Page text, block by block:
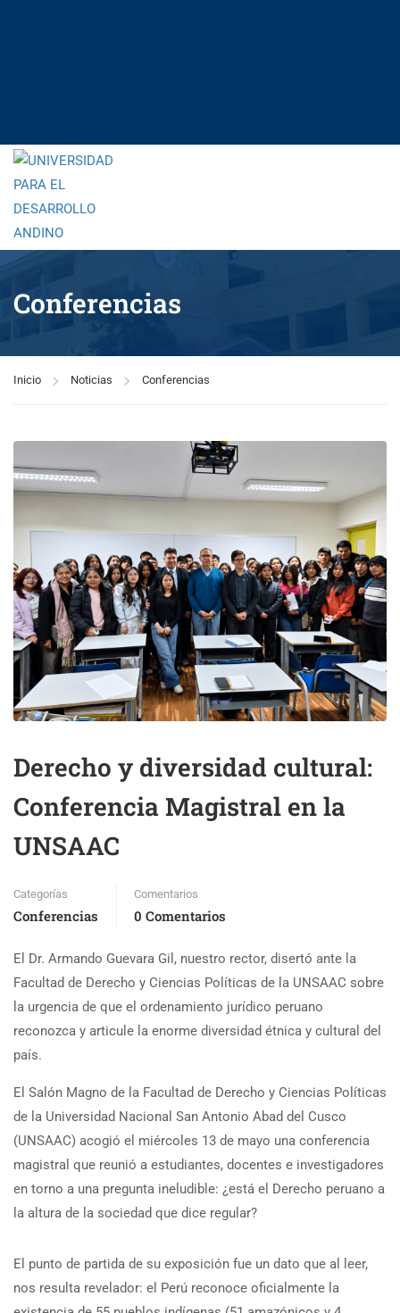
Conferencias
Inicio Noticias Conferencias
Derecho y diversidad cultural:
Conferencia Magistral en la
UNSAAC
Categorías
Conferencias
Comentarios
0 Comentarios
El Dr. Armando Guevara Gil, nuestro rector, disertó ante la
Facultad de Derecho y Ciencias Políticas de la UNSAAC sobre
la urgencia de que el ordenamiento jurídico peruano
reconozca y articule la enorme diversidad étnica y cultural del
país.
El Salón Magno de la Facultad de Derecho y Ciencias Políticas
de la Universidad Nacional San Antonio Abad del Cusco
(UNSAAC) acogió el miércoles 13 de mayo una conferencia
magistral que reunió a estudiantes, docentes e investigadores
en torno a una pregunta ineludible: ¿está el Derecho peruano a
la altura de la sociedad que dice regular?
El punto de partida de su exposición fue un dato que al leer,
nos resulta revelador: el Perú reconoce oficialmente la